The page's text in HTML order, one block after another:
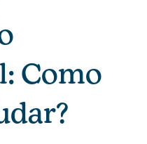
Como